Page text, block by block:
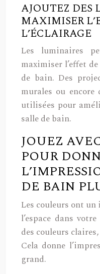
AJOUTEZ DES
MAXIMISER
L’ÉCLAIRAGE
Les luminaires
maximiser l’effet
de bain. Des
murales ou encore
utilisées pour
salle de bain.
JOUEZ
POUR
DE BAIN
Les couleurs ont
l’espace dans
des couleurs
Cela donne
grand.